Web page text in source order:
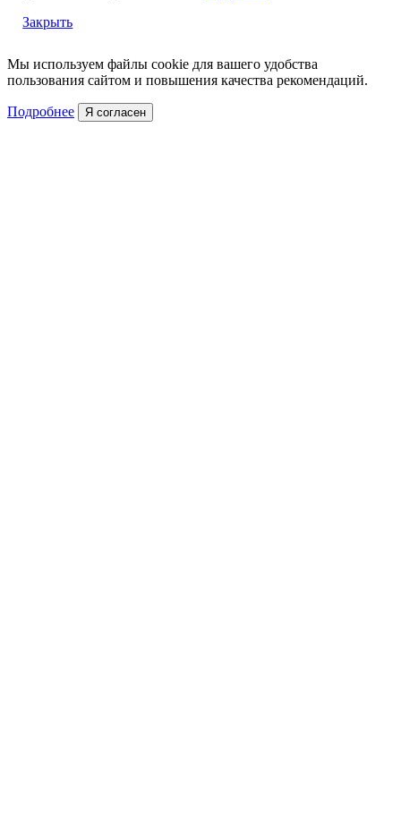
Закрыть
Мы используем файлы cookie для вашего удобства
пользования сайтом и повышения качества рекомендаций.
Подробнее Я согласен